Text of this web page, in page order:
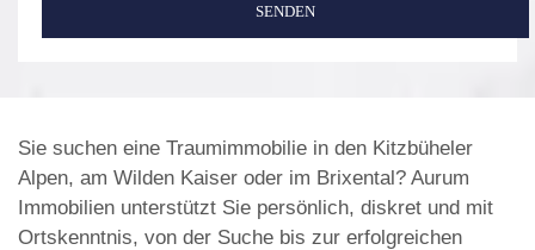
SENDEN
Sie suchen eine Traumimmobilie in den Kitzbüheler
Alpen, am Wilden Kaiser oder im Brixental? Aurum
Immobilien unterstützt Sie persönlich, diskret und mit
Ortskenntnis, von der Suche bis zur erfolgreichen